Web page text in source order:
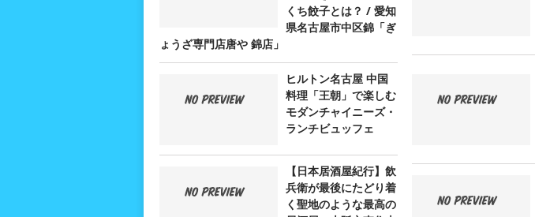
くち餃子とは？ / 愛知
県名古屋市中区錦「ぎ
ょうざ専門店唐や 錦店」
ヒルトン名古屋 中国
料理「王朝」で楽しむ
モダンチャイニーズ・
ランチビュッフェ
【日本居酒屋紀行】飲
兵衛が最後にたどり着
く聖地のような最高の